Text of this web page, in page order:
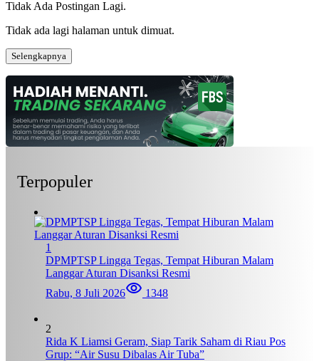
Tidak Ada Postingan Lagi.
Tidak ada lagi halaman untuk dimuat.
Selengkapnya
Terpopuler
1
DPMPTSP Lingga Tegas, Tempat Hiburan Malam
Langgar Aturan Disanksi Resmi
Rabu, 8 Juli 2026
1348
2
Rida K Liamsi Geram, Siap Tarik Saham di Riau Pos
Grup: “Air Susu Dibalas Air Tuba”